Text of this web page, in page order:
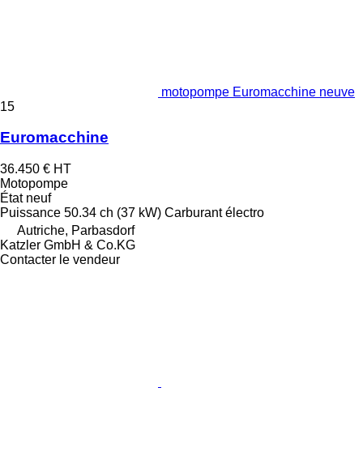
motopompe Euromacchine neuve
15
Euromacchine
36.450 € HT
Motopompe
Étatneuf
Puissance 50.34 ch (37 kW) Carburant électro
Autriche, Parbasdorf
Katzler GmbH & Co.KG
Contacter le vendeur